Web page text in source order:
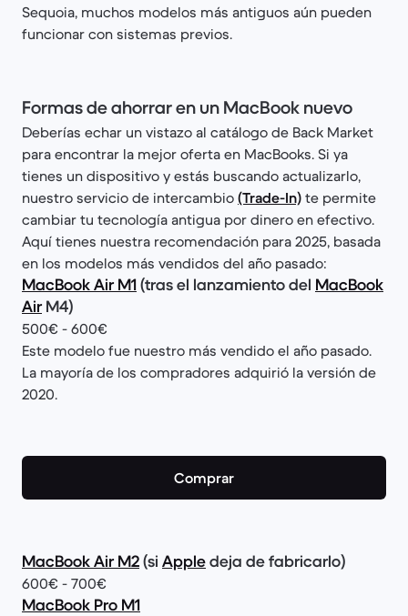
Sequoia, muchos modelos más antiguos aún pueden
funcionar con sistemas previos.
Formas de ahorrar en un MacBook nuevo
Deberías echar un vistazo al catálogo de Back Market
para encontrar la mejor oferta en MacBooks. Si ya
tienes un dispositivo y estás buscando actualizarlo,
nuestro servicio de intercambio (Trade-In) te permite
cambiar tu tecnología antigua por dinero en efectivo.
Aquí tienes nuestra recomendación para 2025, basada
en los modelos más vendidos del año pasado:
MacBook Air M1(tras el lanzamiento del MacBook
Air M4)
500€ - 600€
Este modelo fue nuestro más vendido el año pasado.
La mayoría de los compradores adquirió la versión de
2020.
Comprar
MacBook Air M2(si Appledeja de fabricarlo)
600€ - 700€
MacBook Pro M1